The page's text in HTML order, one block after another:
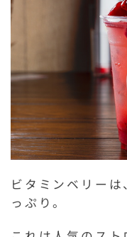
ビタミンベリー
っぷり。